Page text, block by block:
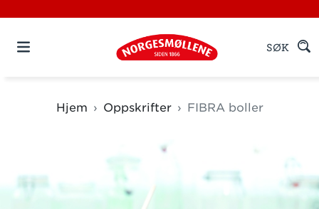
SØK
Hjem Oppskrifter FIBRA boller